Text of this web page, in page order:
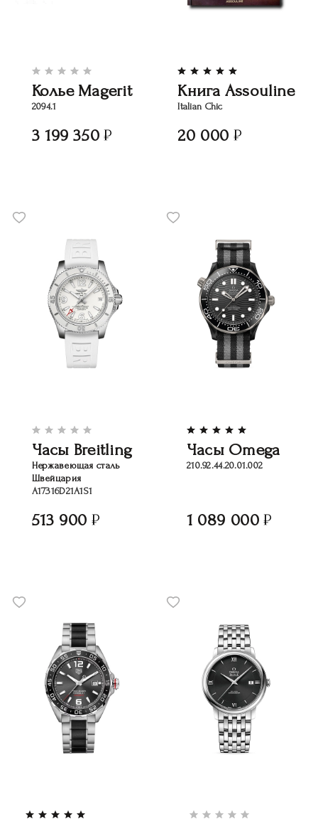
Колье Magerit
2094.1
3 199 350
Книга Assouline
Italian Chic
20 000
Часы Breitling
Нержавеющая сталь
Швейцария
A17316D21A1S1
513 900
Часы Omega
210.92.44.20.01.002
1 089 000